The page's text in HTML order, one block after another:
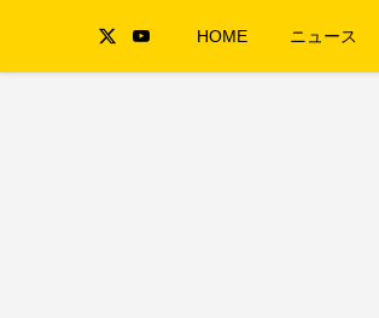
HOME ニュース